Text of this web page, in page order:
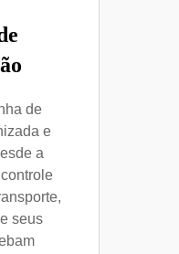
de
e
a
seus